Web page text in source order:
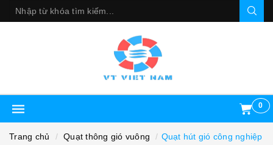
0
Trang chủ Quạt thông gió vuông
Quạt hút gió công nghiệp